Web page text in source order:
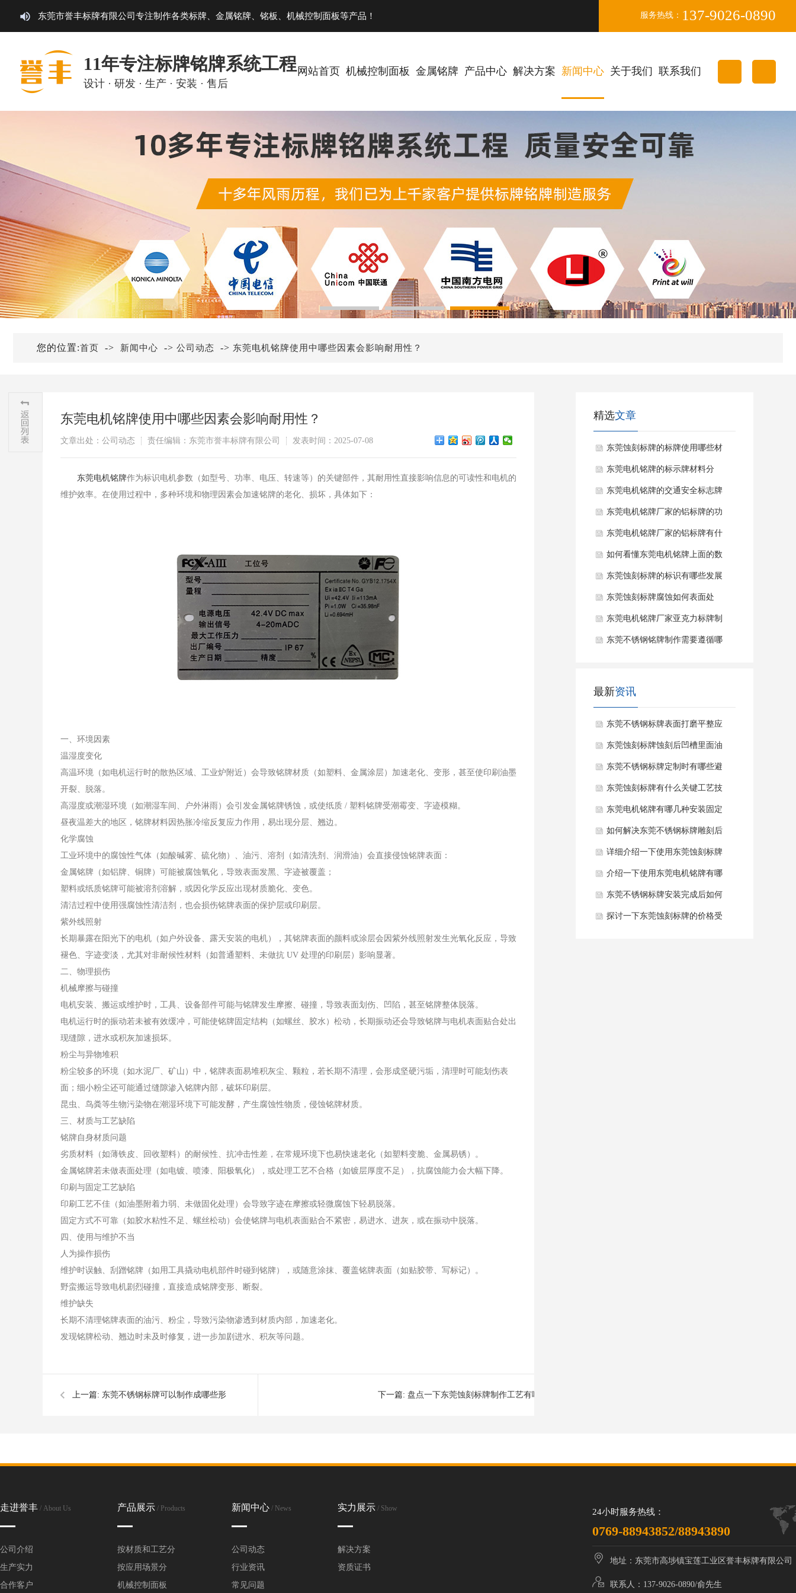
东莞市誉丰标牌有限公司专注制作各类标牌、金属铭牌、铭板、机械控制面板等产品！ 服务热线： 137-9026-0890
11年专注标牌铭牌系统工程
设计 · 研发 · 生产 · 安装 · 售后
网站首页 机械控制面板 金属铭牌 产品中心 解决方案 新闻中心 关于我们 联系我们
您的位置:首页 -> 新闻中心 -> 公司动态 -> 东莞电机铭牌使用中哪些因素会影响耐用性？
东莞电机铭牌使用中哪些因素会影响耐用性？
文章出处：公司动态 责任编辑：东莞市誉丰标牌有限公司 发表时间：2025-07-08
​东莞电机铭牌作为标识电机参数（如型号、功率、电压、转速等）的关键部件，其耐用性直接影响信息的可读性和电机的
维护效率。在使用过程中，多种环境和物理因素会加速铭牌的老化、损坏，具体如下：
一、环境因素
温湿度变化
高温环境（如电机运行时的散热区域、工业炉附近）会导致铭牌材质（如塑料、金属涂层）加速老化、变形，甚至使印刷油墨
开裂、脱落。
高湿度或潮湿环境（如潮湿车间、户外淋雨）会引发金属铭牌锈蚀，或使纸质 / 塑料铭牌受潮霉变、字迹模糊。
昼夜温差大的地区，铭牌材料因热胀冷缩反复应力作用，易出现分层、翘边。
化学腐蚀
工业环境中的腐蚀性气体（如酸碱雾、硫化物）、油污、溶剂（如清洗剂、润滑油）会直接侵蚀铭牌表面：
金属铭牌（如铝牌、铜牌）可能被腐蚀氧化，导致表面发黑、字迹被覆盖；
塑料或纸质铭牌可能被溶剂溶解，或因化学反应出现材质脆化、变色。
清洁过程中使用强腐蚀性清洁剂，也会损伤铭牌表面的保护层或印刷层。
紫外线照射
长期暴露在阳光下的电机（如户外设备、露天安装的电机），其铭牌表面的颜料或涂层会因紫外线照射发生光氧化反应，导致
褪色、字迹变淡，尤其对非耐候性材料（如普通塑料、未做抗 UV 处理的印刷层）影响显著。
二、物理损伤
机械摩擦与碰撞
电机安装、搬运或维护时，工具、设备部件可能与铭牌发生摩擦、碰撞，导致表面划伤、凹陷，甚至铭牌整体脱落。
电机运行时的振动若未被有效缓冲，可能使铭牌固定结构（如螺丝、胶水）松动，长期振动还会导致铭牌与电机表面贴合处出
现缝隙，进水或积灰加速损坏。
粉尘与异物堆积
粉尘较多的环境（如水泥厂、矿山）中，铭牌表面易堆积灰尘、颗粒，若长期不清理，会形成坚硬污垢，清理时可能划伤表
面；细小粉尘还可能通过缝隙渗入铭牌内部，破坏印刷层。
昆虫、鸟粪等生物污染物在潮湿环境下可能发酵，产生腐蚀性物质，侵蚀铭牌材质。
三、材质与工艺缺陷
铭牌自身材质问题
劣质材料（如薄铁皮、回收塑料）的耐候性、抗冲击性差，在常规环境下也易快速老化（如塑料变脆、金属易锈）。
金属铭牌若未做表面处理（如电镀、喷漆、阳极氧化），或处理工艺不合格（如镀层厚度不足），抗腐蚀能力会大幅下降。
印刷与固定工艺缺陷
印刷工艺不佳（如油墨附着力弱、未做固化处理）会导致字迹在摩擦或轻微腐蚀下轻易脱落。
固定方式不可靠（如胶水粘性不足、螺丝松动）会使铭牌与电机表面贴合不紧密，易进水、进灰，或在振动中脱落。
四、使用与维护不当
人为操作损伤
维护时误触、刮蹭铭牌（如用工具撬动电机部件时碰到铭牌），或随意涂抹、覆盖铭牌表面（如贴胶带、写标记）。
野蛮搬运导致电机剧烈碰撞，直接造成铭牌变形、断裂。
维护缺失
长期不清理铭牌表面的油污、粉尘，导致污染物渗透到材质内部，加速老化。
发现铭牌松动、翘边时未及时修复，进一步加剧进水、积灰等问题。
上一篇: 东莞不锈钢标牌可以制作成哪些形 下一篇: 盘点一下东莞蚀刻标牌制作工艺有哪
精选文章
东莞蚀刻标牌的标牌使用哪些材
料？
东莞电机铭牌的标示牌材料分
类？
东莞电机铭牌的交通安全标志牌
注意障碍物标志？
东莞电机铭牌厂家的铝标牌的功
能作用？
东莞电机铭牌厂家的铝标牌有什
么优点?
如何看懂东莞电机铭牌上面的数
据？
东莞蚀刻标牌的标识有哪些发展
趋势？
东莞蚀刻标牌腐蚀如何表面处
理？
东莞电机铭牌厂家亚克力标牌制
作流程？
东莞不锈钢铭牌制作需要遵循哪
最新资讯
东莞不锈钢标牌表面打磨平整应
该注意什么？
东莞蚀刻标牌蚀刻后凹槽里面油
污如何处理？
东莞不锈钢标牌定制时有哪些避
坑要素？
东莞蚀刻标牌有什么关键工艺技
术要求？
东莞电机铭牌有哪几种安装固定
方式？
如何解决东莞不锈钢标牌雕刻后
发黑情况？
详细介绍一下使用东莞蚀刻标牌
工作原理？
介绍一下使用东莞电机铭牌有哪
些通用核心产品特点？
东莞不锈钢标牌安装完成后如何
验收质量？
探讨一下东莞蚀刻标牌的价格受
走进誉丰 / About Us
公司介绍
生产实力
合作客户
产品展示 / Products
按材质和工艺分
按应用场景分
机械控制面板
新闻中心 / News
公司动态
行业资讯
常见问题
实力展示 / Show
解决方案
资质证书
24小时服务热线：
0769-88943852/88943890
地址：东莞市高埗镇宝莲工业区誉丰标牌有限公司
联系人：137-9026-0890/俞先生